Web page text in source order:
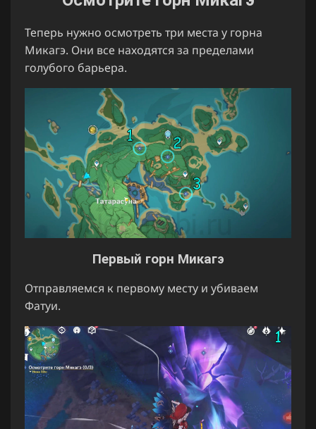
Теперь нужно осмотреть три места у горна
Микагэ. Они все находятся за пределами
голубого барьера.
Первый горн Микагэ
Отправляемся к первому месту и убиваем
Фатуи.